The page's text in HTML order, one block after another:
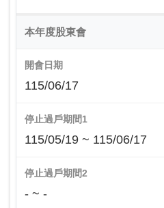
本年度股東會
開會日期
115/06/17
停止過戶期間1
115/05/19 ~ 115/06/17
停止過戶期間2
- ~ -